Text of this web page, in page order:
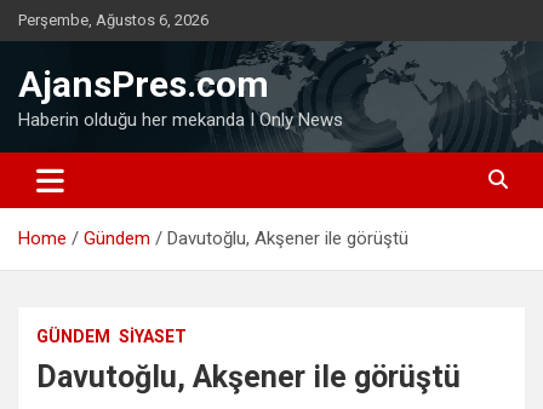
Skip
to
Perşembe, Ağustos 6, 2026
AjansPres.com
Haberin olduğu her mekanda I Only News
Home Gündem Davutoğlu, Akşener ile görüştü
GÜNDEM SIYASET
Davutoğlu, Akşener ile görüştü